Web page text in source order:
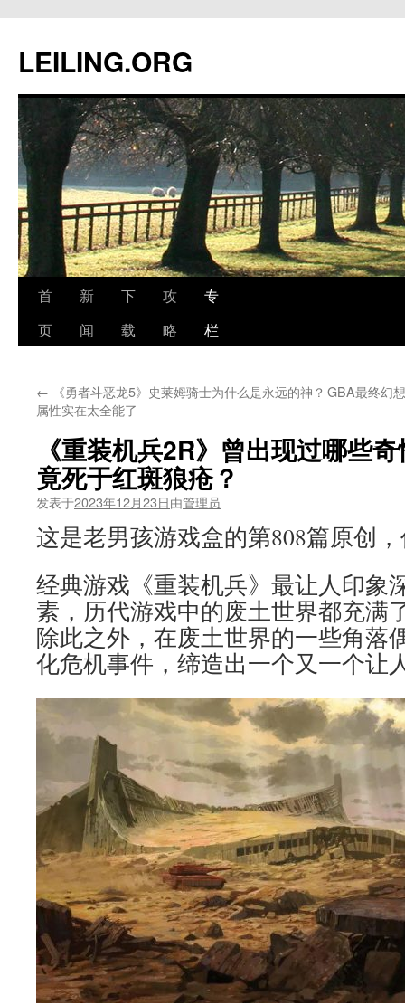
文
LEILING.ORG
首
页
新
闻
下
载
攻
略
专
栏
← 《勇者斗恶龙5》史莱姆骑士为什么是永远的神？
属性实在太全能了
GBA最终幻
《重装机兵2R》曾出现过哪些
竟死于红斑狼疮？
发表于2023年12月23日由管理员
这是老男孩游戏盒的第808篇原创
经典游戏《重装机兵》最让人印象
素，历代游戏中的废土世界都充满
除此之外，在废土世界的一些角落
化危机事件，缔造出一个又一个让